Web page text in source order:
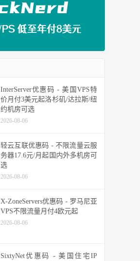
InterServer优惠码 - 美国VPS特
价月付3美元起洛杉矶/达拉斯/纽
约机房可选
2026-08-06
轻云互联优惠码 - 不限流量云服
务器17.6元/月起国内外多机房可
选
2026-08-06
X-ZoneServers优惠码 - 罗马尼亚
VPS不限流量月付4欧元起
2026-08-06
SixtyNet优惠码 - 美国住宅IP